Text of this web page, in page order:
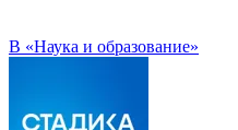
В «Наука и образование»